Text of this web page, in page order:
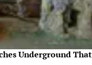
Underground That